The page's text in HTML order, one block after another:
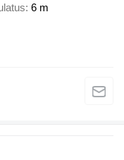
6 m